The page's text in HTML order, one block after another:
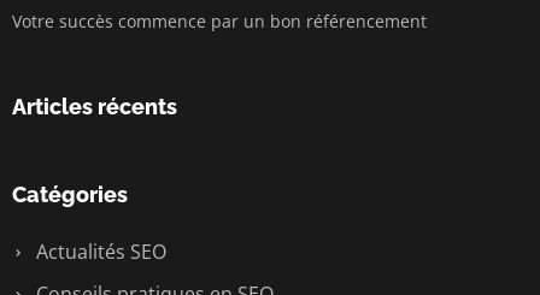
Votre succès commence par un bon référencement
Articles récents
Catégories
Actualités SEO